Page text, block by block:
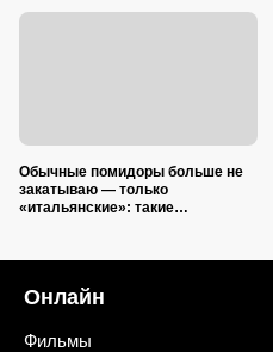
Обычные помидоры больше не
закатываю — только
«итальянские»: такие
Онлайн
Фильмы